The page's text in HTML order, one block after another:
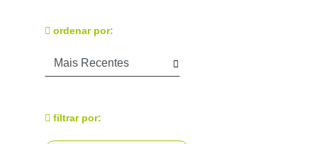
ordenar por:
filtrar por: